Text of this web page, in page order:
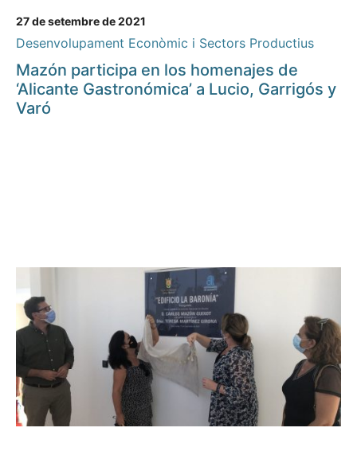
27 de setembre de 2021
Desenvolupament Econòmic i Sectors Productius
Mazón participa en los homenajes de
‘Alicante Gastronómica’ a Lucio, Garrigós y
Varó